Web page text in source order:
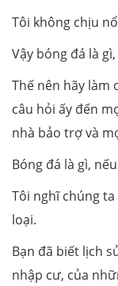
Tôi không chịu
Vậy bóng đá là
Thế nên hãy làm
câu hỏi ấy đến
nhà bảo trợ và
Bóng đá là gì,
Tôi nghĩ chúng
loại.
Bạn đã biết lịch
nhập cư, của